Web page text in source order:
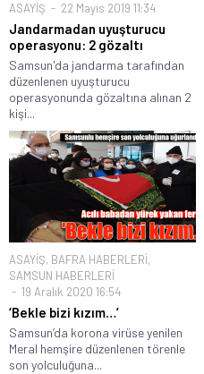
ASAYİŞ 22 Mayıs 2019 11:34
Jandarmadan uyuşturucu
operasyonu: 2 gözaltı
Samsun'da jandarma tarafından
düzenlenen uyuşturucu
operasyonunda gözaltına alınan 2
kişi...
ASAYİŞ, BAFRA HABERLERİ,
SAMSUN HABERLERİ
19 Aralık 2020 16:54
‘Bekle bizi kızım…’
Samsun’da korona virüse yenilen
Meral hemşire düzenlenen törenle
son yolculuğuna...